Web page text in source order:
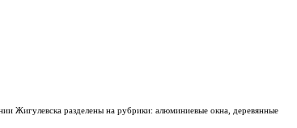
Жигулевска разделены на рубрики: алюминиевые окна, деревянные